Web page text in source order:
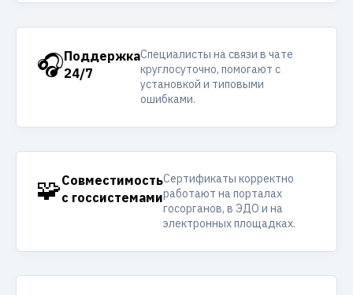
🎧Поддержка
24/7
Специалисты на связи в чате
круглосуточно, помогают с
установкой и типовыми
ошибками.
🧩Совместимость
с госсистемами
Сертификаты корректно
работают на порталах
госорганов, в ЭДО и на
электронных площадках.